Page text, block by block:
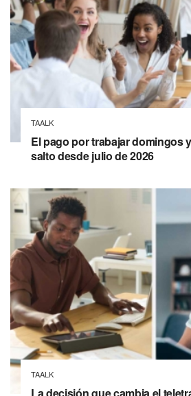
TAALK
El pago por trabajar domingos
salto desde julio de 2026
TAALK